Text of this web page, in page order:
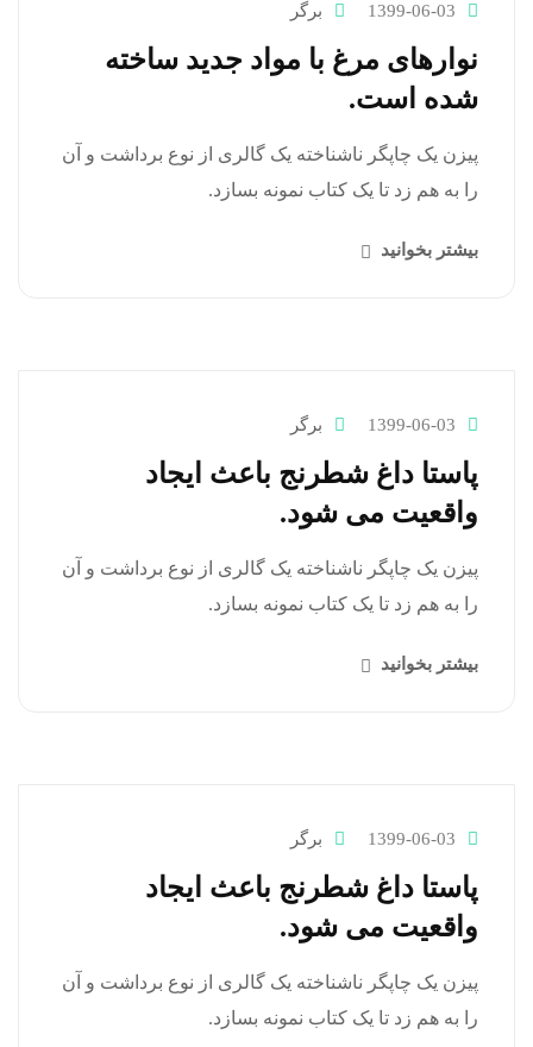
1399-06-03 برگر
نوارهای مرغ با مواد جدید ساخته
شده است.
پیزن یک چاپگر ناشناخته یک گالری از نوع برداشت و آن
را به هم زد تا یک کتاب نمونه بسازد.
بیشتر بخوانید
1399-06-03 برگر
پاستا داغ شطرنج باعث ایجاد
واقعیت می شود.
پیزن یک چاپگر ناشناخته یک گالری از نوع برداشت و آن
را به هم زد تا یک کتاب نمونه بسازد.
بیشتر بخوانید
1399-06-03 برگر
پاستا داغ شطرنج باعث ایجاد
واقعیت می شود.
پیزن یک چاپگر ناشناخته یک گالری از نوع برداشت و آن
را به هم زد تا یک کتاب نمونه بسازد.